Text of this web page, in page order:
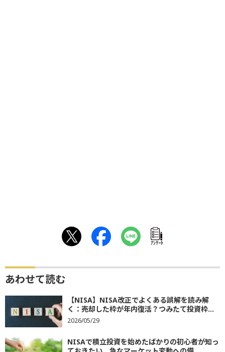
ｱﾝｹｰﾄ
あわせて読む
【NISA】NISA改正でよくある誤解を読み解
く：売却した枠が年内復活？つみたて投資枠...
2026/05/29
NISAで積立投資を始めたばかりの初心者が知っ